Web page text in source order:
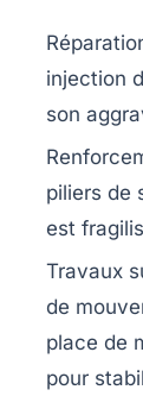
injection
son
piliers de
est
Travaux
de
place de
pour